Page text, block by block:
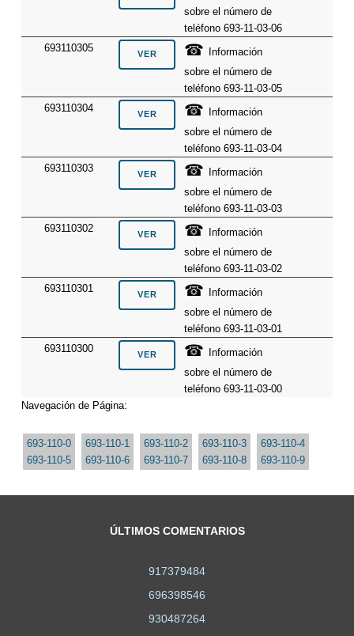
sobre el número de
teléfono 693-11-03-06
693110305
☎
Información
sobre el número de
teléfono 693-11-03-05
693110304
☎
Información
sobre el número de
teléfono 693-11-03-04
693110303
☎
Información
sobre el número de
teléfono 693-11-03-03
693110302
☎
Información
sobre el número de
teléfono 693-11-03-02
693110301
☎
Información
sobre el número de
teléfono 693-11-03-01
693110300
☎
Información
sobre el número de
teléfono 693-11-03-00
Navegación de Página:
693-110-0 693-110-1 693-110-2 693-110-3
693-110-4
693-110-5
693-110-6 693-110-7 693-110-8 693-110-9
ÚLTIMOS COMENTARIOS
917379484
696398546
930487264